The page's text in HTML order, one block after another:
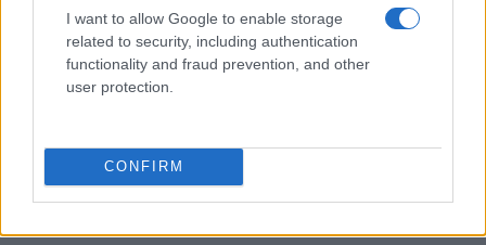
I want to allow Google to enable storage
related to security, including authentication
functionality and fraud prevention, and other
user protection.
CONFIRM